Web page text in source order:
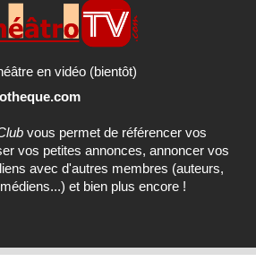
en vidéo (bientôt)
vous permet de référencer vos
vos petites annonces, annoncer vos
avec d'autres membres (auteurs,
et bien plus encore !